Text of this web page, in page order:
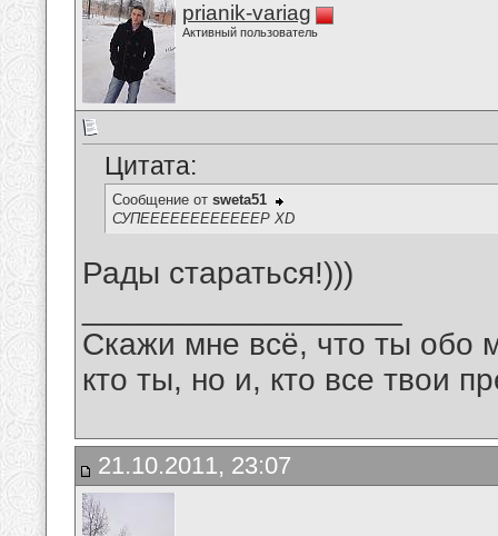
prianik-variag
Активный пользователь
Цитата:
Сообщение от sweta51
СУПЕЕЕЕЕЕЕЕЕЕЕЕР XD
Рады стараться!)))
Скажи мне всё, что ты обо
кто ты, но и, кто все твои
21.10.2011, 23:07